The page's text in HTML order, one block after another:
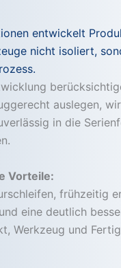
entwickelt
nicht isoliert,
auslegen,
in die
Vorteile:
frühzeitig
eine deutlich
Werkzeug und